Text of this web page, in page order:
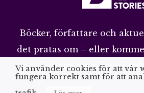
Böcker, författare och
det pratas om – eller
Läs om det först på
Vi använder cookies för att vår
fungera korrekt samt för att